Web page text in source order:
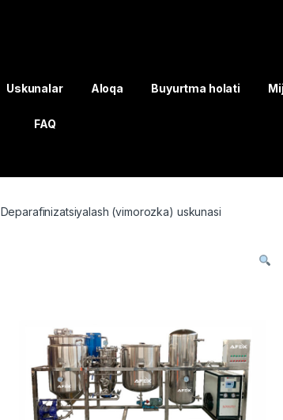
Uskunalar Aloqa Buyurtma holati
FAQ
Deparafinizatsiyalash (vimorozka) uskunasi